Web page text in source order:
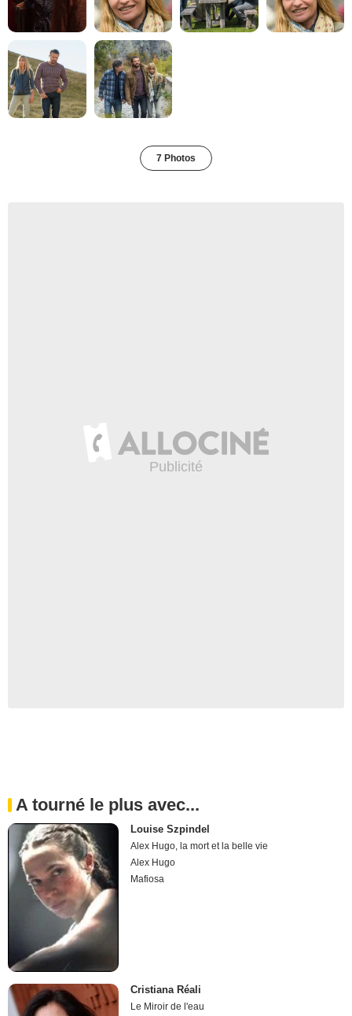
7 Photos
A tourné le plus avec...
Louise Szpindel
Alex Hugo, la mort et la belle vie
Alex Hugo
Mafiosa
Cristiana Réali
Le Miroir de l'eau